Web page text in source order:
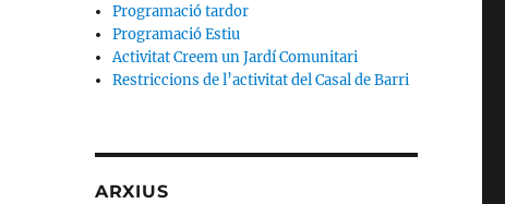
Programació tardor
Programació Estiu
Activitat Creem un Jardí Comunitari
Restriccions de l’activitat del Casal de Barri
ARXIUS